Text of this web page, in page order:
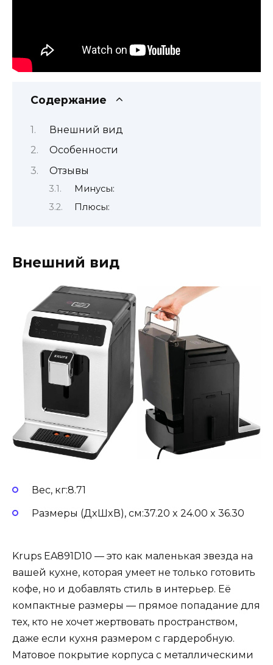
Содержание
Внешний вид
Особенности
Отзывы
Минусы:
Плюсы:
Внешний вид
Вес, кг:8.71
Размеры (ДxШxВ), см:37.20 x 24.00 x 36.30
Krups EA891D10 — это как маленькая звезда на
вашей кухне, которая умеет не только готовить
кофе, но и добавлять стиль в интерьер. Её
компактные размеры — прямое попадание для
тех, кто не хочет жертвовать пространством,
даже если кухня размером с гардеробную.
Матовое покрытие корпуса с металлическими